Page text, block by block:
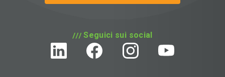
Seguici sui social